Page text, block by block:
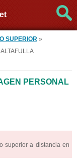
SUPERIOR »
PERSONAL
superior a distancia en